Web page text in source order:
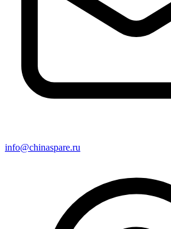
info@chinaspare.ru